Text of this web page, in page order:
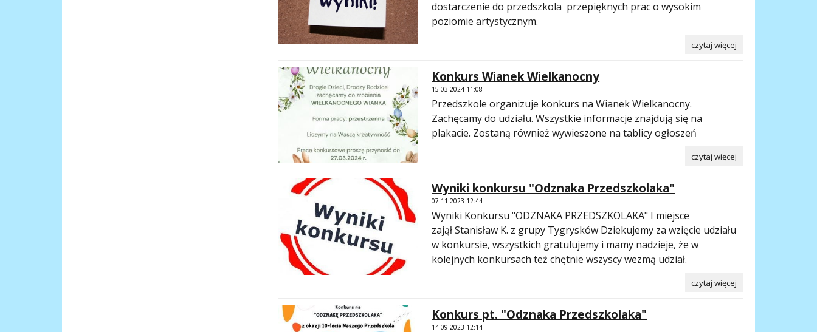
dostarczenie do przedszkola przepięknych prac o wysokim
poziomie artystycznym.
czytaj więcej
Konkurs Wianek Wielkanocny
15.03.2024 11:08
Przedszkole organizuje konkurs na Wianek Wielkanocny.
Zachęcamy do udziału. Wszystkie informacje znajdują się na
plakacie. Zostaną również wywieszone na tablicy ogłoszeń
czytaj więcej
Wyniki konkursu "Odznaka Przedszkolaka"
07.11.2023 12:44
Wyniki Konkursu "ODZNAKA PRZEDSZKOLAKA" I miejsce
zajął Stanisław K. z grupy Tygrysków Dziekujemy za wzięcie udziału
w konkursie, wszystkich gratulujemy i mamy nadzieje, że w
kolejnych konkursach też chętnie wszyscy wezmą udział.
czytaj więcej
Konkurs pt. "Odznaka Przedszkolaka"
14.09.2023 12:14